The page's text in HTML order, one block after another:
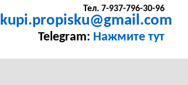
Тел. 7-937-796-30-96
kupi.propisku@gmail.com
Telegram: Нажмите тут